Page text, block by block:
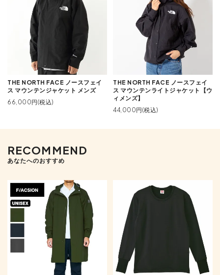
THE NORTH FACE ノースフェイ
ス マウンテンジャケット メンズ
66,000円(税込)
THE NORTH FACE ノースフェイ
ス マウンテンライトジャケット【ウ
ィメンズ】
44,000円(税込)
RECOMMEND
あなたへのおすすめ